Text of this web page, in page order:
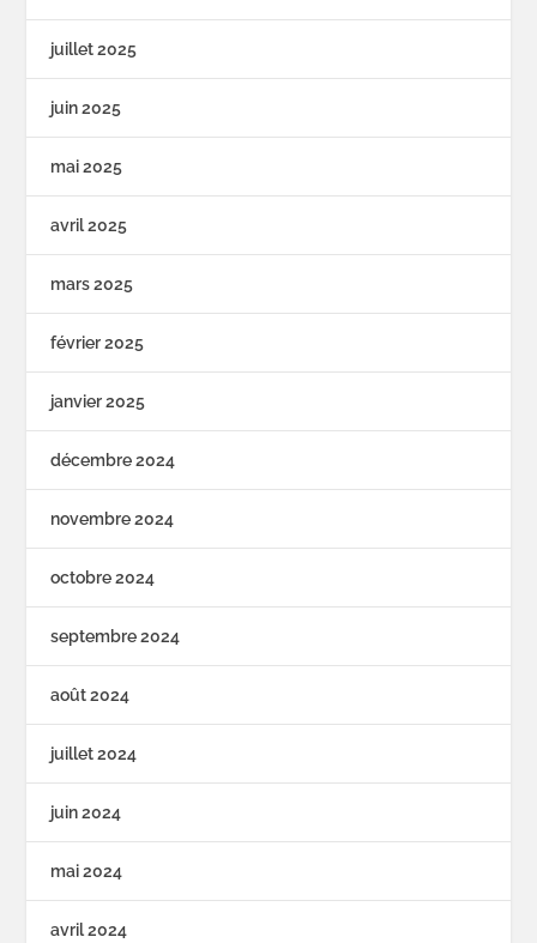
juillet 2025
juin 2025
mai 2025
avril 2025
mars 2025
février 2025
janvier 2025
décembre 2024
novembre 2024
octobre 2024
septembre 2024
août 2024
juillet 2024
juin 2024
mai 2024
avril 2024